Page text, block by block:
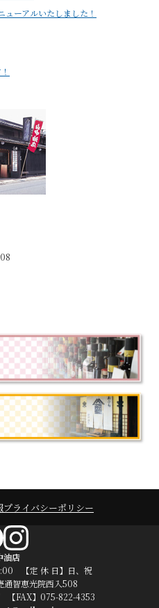
ーアルいたしました！
プライバシーポリシー
油店
【定 休 日】日、祝
通智恵光院西入508
【FAX】075-822-4353